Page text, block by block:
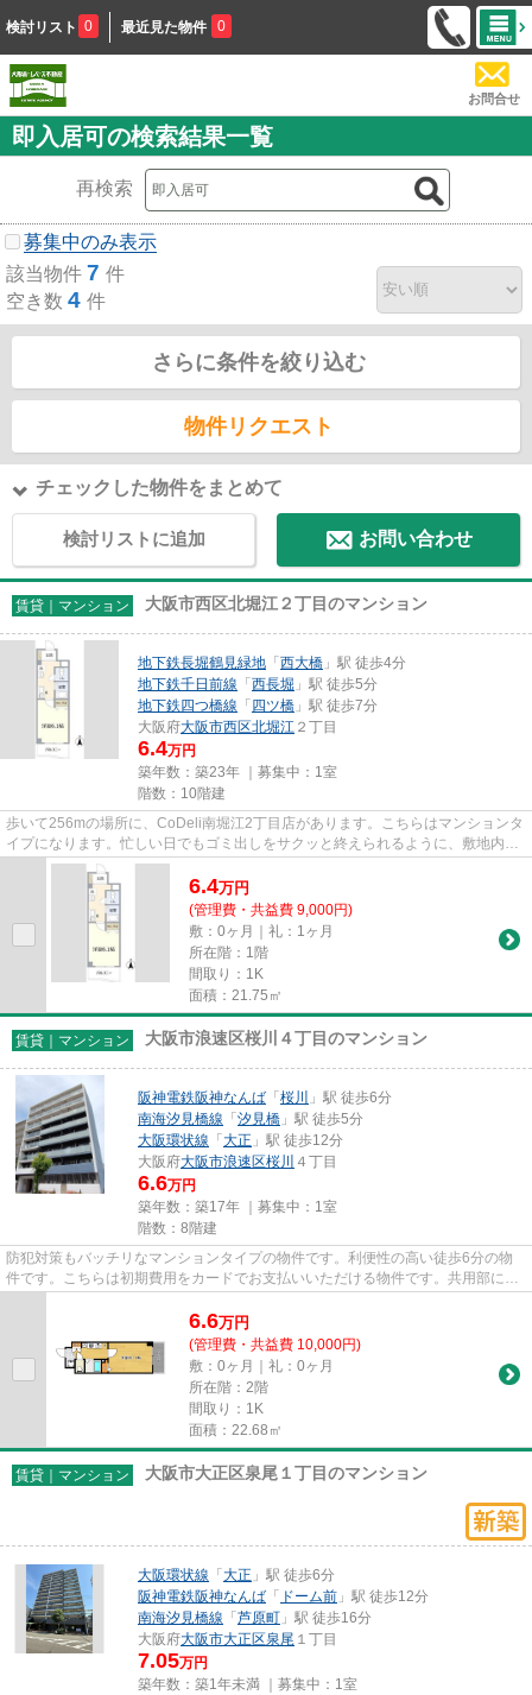
検討リスト 0 最近見た物件 0
お問合せ
即入居可の検索結果一覧
再検索
募集中のみ表示
該当物件 7 件
空き数 4 件
さらに条件を絞り込む
物件リクエスト
チェックした物件をまとめて
検討リストに追加 お問い合わせ
賃貸｜マンション 大阪市西区北堀江２丁目のマンション
地下鉄長堀鶴見緑地 「 西大橋 」駅 徒歩4分
地下鉄千日前線 「 西長堀 」駅 徒歩5分
地下鉄四つ橋線 「 四ツ橋 」駅 徒歩7分
大阪府大阪市西区北堀江 ２丁目
6.4万円
築年数：築23年 ｜募集中： 1室
階数：10階建
歩いて256mの場所に、CoDeli南堀江2丁目店があります。こちらはマンションタ
イプになります。忙しい日でもゴミ出しをサクッと終えられるように、敷地内に
ゴミ置き場をつけております。...
6.4万円
(管理費・共益費 9,000円)
敷：0ヶ月｜礼：1ヶ月
所在階：1階
間取り：1K
面積：21.75㎡
賃貸｜マンション 大阪市浪速区桜川４丁目のマンション
阪神電鉄阪神なんば 「 桜川
」駅 徒歩6分
南海汐見橋線 「 汐見橋 」駅 徒歩5分
大阪環状線 「 大正 」駅 徒歩12分
大阪府大阪市浪速区桜川 ４丁目
6.6万円
築年数：築17年 ｜募集中： 1室
階数：8階建
防犯対策もバッチリなマンションタイプの物件です。利便性の高い徒歩6分の物
件です。こちらは初期費用をカードでお支払いいただける物件です。共用部には
6.6万円
(管理費・共益費 10,000円)
敷：0ヶ月｜礼：0ヶ月
所在階：2階
間取り：1K
面積：22.68㎡
賃貸｜マンション 大阪市大正区泉尾１丁目のマンション
大阪環状線 「 大正 」駅 徒歩6分
阪神電鉄阪神なんば 「 ドーム前 」駅 徒歩12分
南海汐見橋線 「 芦原町 」駅 徒歩16分
大阪府大阪市大正区泉尾 １丁目
7.05万円
築年数：築1年未満 ｜募集中： 1室